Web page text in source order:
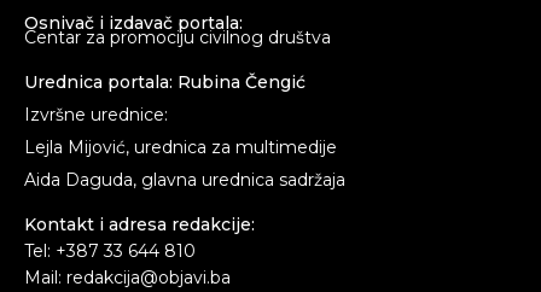
Osnivač i izdavač portala:
Centar za promociju civilnog društva
Urednica portala: Rubina Čengić
Izvršne urednice:
Lejla Mijović, urednica za multimedije
Aida Daguda, glavna urednica sadržaja
Kontakt i adresa redakcije:
Tel: +387 33 644 810
Mail: redakcija@objavi.ba